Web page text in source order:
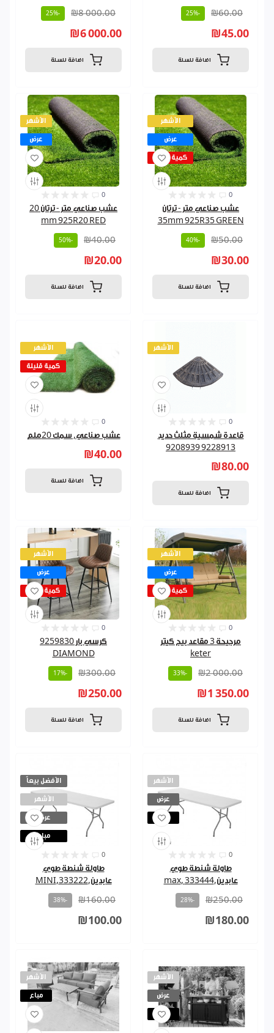
₪8 000.00
-25%
₪6 000.00
اضافة للسلة
₪60.00
-25%
₪45.00
اضافة للسلة
الأشهر
عرض
0
عشب صناعي متر - ترتان 20
mm 925R20 RED
₪40.00
-50%
₪20.00
اضافة للسلة
الأشهر
عرض
كمية قليلة
0
عشب صناعي متر - ترتان
35mm 925R35 GREEN
₪50.00
-40%
₪30.00
اضافة للسلة
الأشهر
كمية قليلة
0
عشب صناعي, سمك 20ملم
₪40.00
اضافة للسلة
الأشهر
0
قاعدة شمسية مثلث حديد
9228913 9208939
₪80.00
اضافة للسلة
الأشهر
عرض
كمية قليلة
0
كرسي بار 9259830
DIAMOND
₪300.00
-17%
₪250.00
اضافة للسلة
الأشهر
عرض
كمية قليلة
0
مرجيحة 3 مقاعد بيج كيتر
keter
₪2 000.00
-33%
₪1 350.00
اضافة للسلة
الأفضل بيعاً
الأشهر
عرض
مباع
0
طاولة شنطة طوي
عابدين,333222,MINI
₪160.00
-38%
₪100.00
الأشهر
عرض
مباع
0
طاولة شنطة طوي
عابدين,333444 ,max
₪250.00
-28%
₪180.00
الأشهر
مباع
الأشهر
عرض
مباع